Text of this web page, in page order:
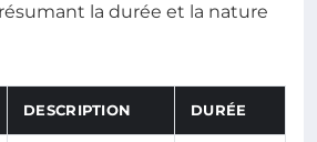
la durée et la nature
DESCRIPTION DURÉE